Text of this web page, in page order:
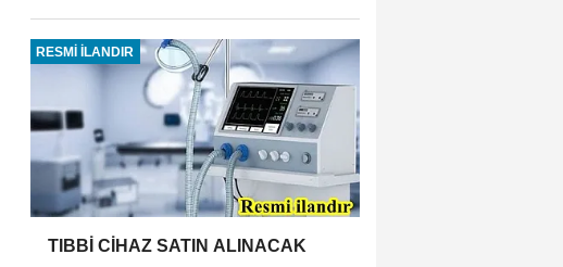
RESMİ İLANDIR
TIBBİ CİHAZ SATIN ALINACAK